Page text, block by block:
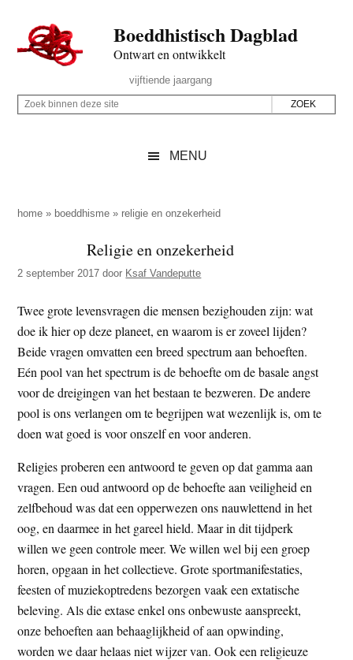
naar
de
inhoud
secondary
naar
de
sidebar
naar
de
Boeddhistisch Dagblad
Ontwart en ontwikkelt
Rechts
vijftiende jaargang
Z
p
z
e
s
i
t
e
Z
i
e
d
e
z
e
s
i
t
MENU
home » boeddhisme » religie en onzekerheid
Religie en onzekerheid
2 september 2017 door Ksaf Vandeputte
Twee grote levensvragen die mensen bezighouden zijn: wat
doe ik hier op deze planeet, en waarom is er zoveel lijden?
Beide vragen omvatten een breed spectrum aan behoeften.
Eén pool van het spectrum is de behoefte om de basale angst
voor de dreigingen van het bestaan te bezweren. De andere
pool is ons verlangen om te begrijpen wat wezenlijk is, om te
doen wat goed is voor onszelf en voor anderen.
Religies proberen een antwoord te geven op dat gamma aan
vragen. Een oud antwoord op de behoefte aan veiligheid en
zelfbehoud was dat een opperwezen ons nauwlettend in het
oog, en daarmee in het gareel hield. Maar in dit tijdperk
willen we geen controle meer. We willen wel bij een groep
horen, opgaan in het collectieve. Grote sportmanifestaties,
feesten of muziekoptredens bezorgen vaak een extatische
beleving. Als die extase enkel ons onbewuste aanspreekt,
onze behoeften aan behaaglijkheid of aan opwinding,
worden we daar helaas niet wijzer van. Ook een religieuze